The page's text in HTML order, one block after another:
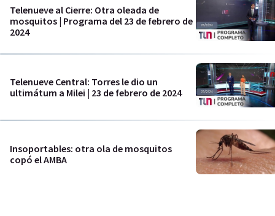
Telenueve al Cierre: Otra oleada de
mosquitos | Programa del 23 de febrero de
2024
Telenueve Central: Torres le dio un
ultimátum a Milei | 23 de febrero de 2024
Insoportables: otra ola de mosquitos
copó el AMBA